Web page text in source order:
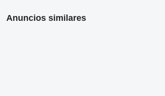
Anuncios similares